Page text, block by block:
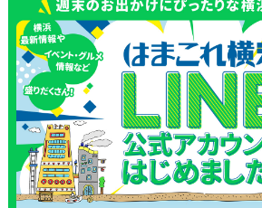
観光ガイド
ランキング